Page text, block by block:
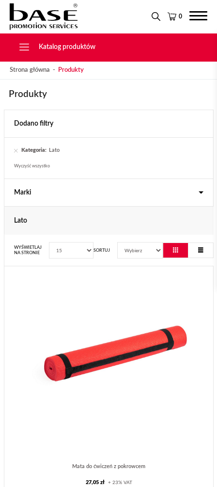
0
KONTAKT
Katalog produktów
Tekstylia
Świąteczne
Drobiazgi, Breloki
Strona główna Produkty
Produkty
Dodano filtry
Kategoria: Lato
Wyczyść wszystko
Marki
Lato
WYŚWIETLAJ
NA STRONIE
SORTUJ
Mata do ćwiczeń z pokrowcem
27,05 zł + 23% VAT